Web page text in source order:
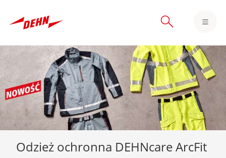
content
Odzież ochronna DEHNcare ArcFit